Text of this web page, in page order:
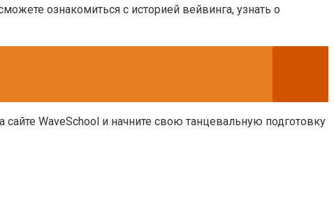
ознакомиться с историей вейвинга, узнать о
WaveSchool и начните свою танцевальную подготовку